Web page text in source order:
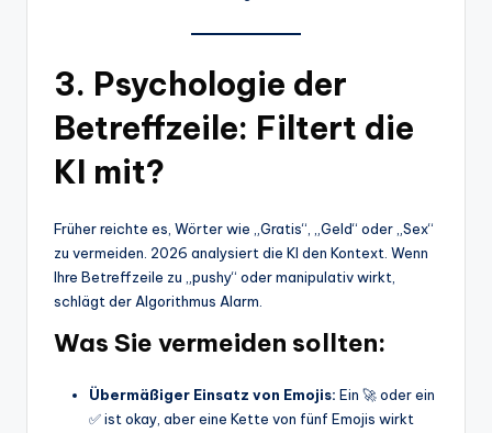
3. Psychologie der
Betreffzeile: Filtert die
KI mit?
Früher reichte es, Wörter wie „Gratis“, „Geld“ oder „Sex“
zu vermeiden. 2026 analysiert die KI den Kontext. Wenn
Ihre Betreffzeile zu „pushy“ oder manipulativ wirkt,
schlägt der Algorithmus Alarm.
Was Sie vermeiden sollten:
Übermäßiger Einsatz von Emojis: Ein 🚀 oder ein
✅ ist okay, aber eine Kette von fünf Emojis wirkt